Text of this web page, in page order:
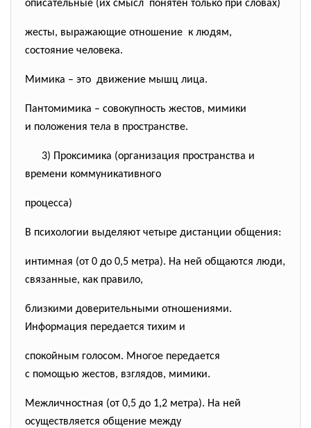
описательные (их смысл понятен только при словах)
жесты, выражающие отношение к людям,
состояние человека.
Мимика – это движение мышц лица.
Пантомимика – совокупность жестов, мимики
и положения тела в пространстве.
3) Проксимика (организация пространства и
времени коммуникативного
процесса)
В психологии выделяют четыре дистанции общения:
интимная (от 0 до 0,5 метра). На ней общаются люди,
связанные, как правило,
близкими доверительными отношениями.
Информация передается тихим и
спокойным голосом. Многое передается
с помощью жестов, взглядов, мимики.
Межличностная (от 0,5 до 1,2 метра). На ней
осуществляется общение между